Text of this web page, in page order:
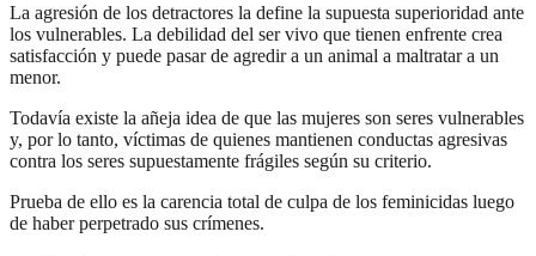
La agresión de los detractores la define la supuesta superioridad ante
los vulnerables. La debilidad del ser vivo que tienen enfrente crea
satisfacción y puede pasar de agredir a un animal a maltratar a un
menor.
Todavía existe la añeja idea de que las mujeres son seres vulnerables
y, por lo tanto, víctimas de quienes mantienen conductas agresivas
contra los seres supuestamente frágiles según su criterio.
Prueba de ello es la carencia total de culpa de los feminicidas luego
de haber perpetrado sus crímenes.